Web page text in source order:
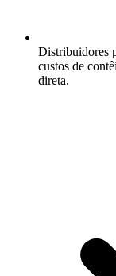
Distribuidores
custos de
direta.